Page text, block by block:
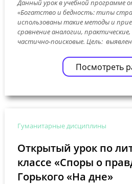
Данный урок в учебной программе
«Богатство и бедность: типы
использованы такие методы и
сравнение аналогии,
частично-поисковые. Цель:
Посмотреть
Гуманитарные дисциплины
Открытый урок по
классе «Споры о
Горького «На дне»